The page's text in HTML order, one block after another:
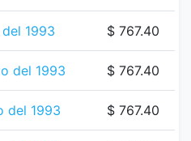
1993 $ 767.40
del 1993 $ 767.40
del 1993 $ 767.40